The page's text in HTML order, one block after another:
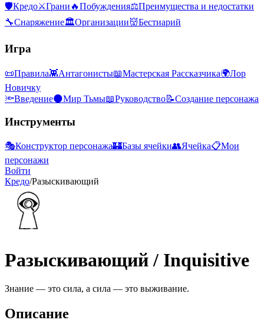
🛡Кредо⚔Грани 🔥Побуждения⚖️Преимущества и недостатки
🔧Снаряжение🏛Организации👹Бестиарий
Игра
📜Правила👾Антагонисты📖Мастерская Рассказчика🌍Лор
Новичку
🔦Введение🌑Мир Тьмы📖Руководство📝Создание персонажа
Инструменты
🎭Конструктор персонажа🏰Базы ячейки👥Ячейка📋Мои
персонажи
Войти
Кредо/Разыскивающий
Разыскивающий / Inquisitive
Знание — это сила, а сила — это выживание.
Описание